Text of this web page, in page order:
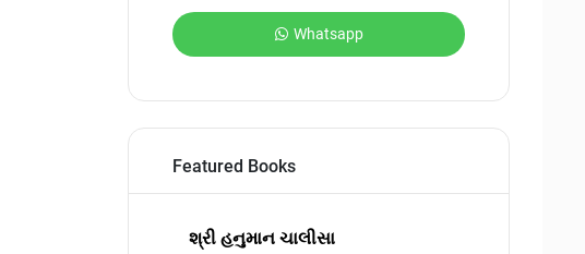
Whatsapp
Featured Books
શ્રી હનુમાન ચાલીસા